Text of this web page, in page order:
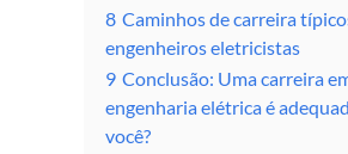
8 Caminhos de carreira
engenheiros eletricistas
9 Conclusão: Uma carreira
engenharia elétrica é
você?